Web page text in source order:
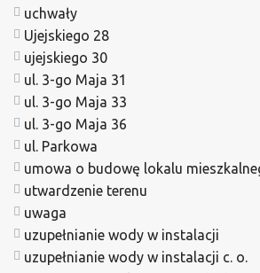
uchwały
Ujejskiego 28
ujejskiego 30
ul. 3-go Maja 31
ul. 3-go Maja 33
ul. 3-go Maja 36
ul. Parkowa
umowa o budowę lokalu
utwardzenie terenu
uwaga
uzupełnianie wody w instalacji
uzupełnianie wody w instalacji c. o.